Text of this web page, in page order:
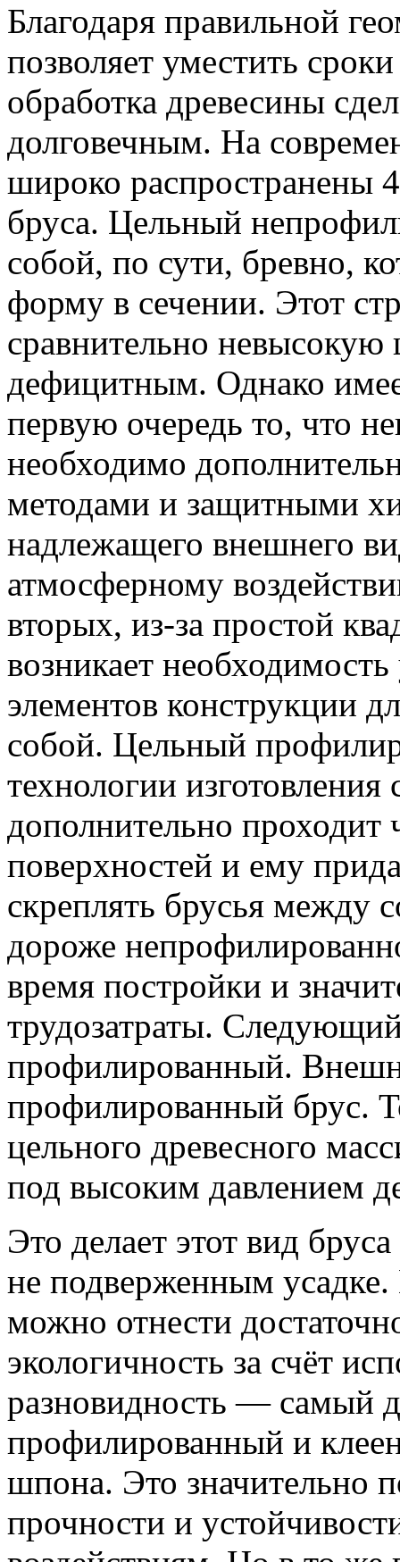
Благодаря правильной
позволяет уместить
обработка древесины
долговечным. На
широко распространены
бруса. Цельный
собой, по сути, бревно,
форму в сечении. Этот
сравнительно невысокую
дефицитным. Однако
первую очередь то, что
необходимо
методами и защитными
надлежащего внешнего
атмосферному
вторых, из-за простой
возникает
элементов конструкции
собой. Цельный
технологии
дополнительно проходит
поверхностей и ему
скреплять брусья между
дороже
время постройки и
трудозатраты.
профилированный.
профилированный брус.
цельного древесного
под высоким давлением
Это делает этот вид
не подверженным
можно отнести
экологичность за счёт
разновидность — самый
профилированный и
шпона. Это значительно
прочности и